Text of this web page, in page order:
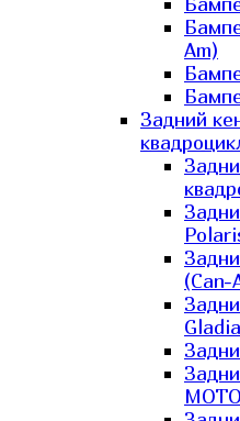
Am)
Задний
(Can-
MOTO